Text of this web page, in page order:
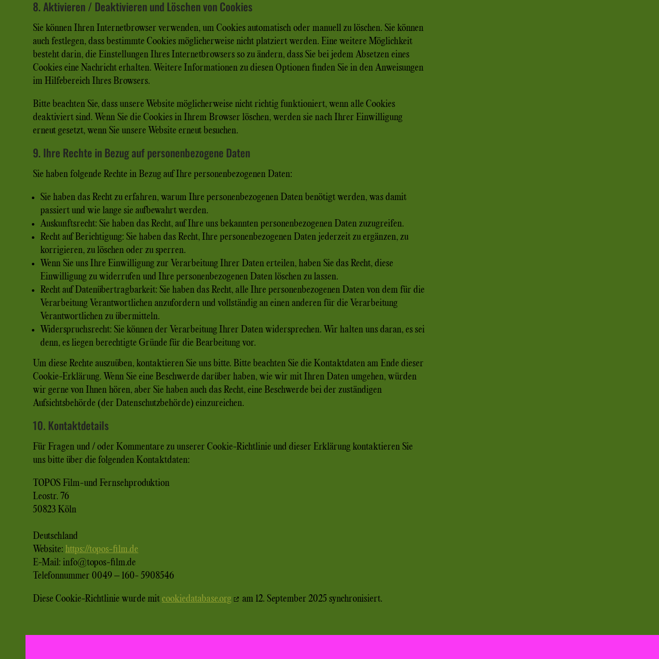
8. Aktivieren / Deaktivieren und Löschen von Cookies
Sie können Ihren Internetbrowser verwenden, um Cookies automatisch oder manuell zu löschen. Sie können
auch festlegen, dass bestimmte Cookies möglicherweise nicht platziert werden. Eine weitere Möglichkeit
besteht darin, die Einstellungen Ihres Internetbrowsers so zu ändern, dass Sie bei jedem Absetzen eines
Cookies eine Nachricht erhalten. Weitere Informationen zu diesen Optionen finden Sie in den Anweisungen
im Hilfebereich Ihres Browsers.
Bitte beachten Sie, dass unsere Website möglicherweise nicht richtig funktioniert, wenn alle Cookies
deaktiviert sind. Wenn Sie die Cookies in Ihrem Browser löschen, werden sie nach Ihrer Einwilligung
erneut gesetzt, wenn Sie unsere Website erneut besuchen.
9. Ihre Rechte in Bezug auf personenbezogene Daten
Sie haben folgende Rechte in Bezug auf Ihre personenbezogenen Daten:
Sie haben das Recht zu erfahren, warum Ihre personenbezogenen Daten benötigt werden, was damit
passiert und wie lange sie aufbewahrt werden.
Auskunftsrecht: Sie haben das Recht, auf Ihre uns bekannten personenbezogenen Daten zuzugreifen.
Recht auf Berichtigung: Sie haben das Recht, Ihre personenbezogenen Daten jederzeit zu ergänzen, zu
korrigieren, zu löschen oder zu sperren.
Wenn Sie uns Ihre Einwilligung zur Verarbeitung Ihrer Daten erteilen, haben Sie das Recht, diese
Einwilligung zu widerrufen und Ihre personenbezogenen Daten löschen zu lassen.
Recht auf Datenübertragbarkeit: Sie haben das Recht, alle Ihre personenbezogenen Daten von dem für die
Verarbeitung Verantwortlichen anzufordern und vollständig an einen anderen für die Verarbeitung
Verantwortlichen zu übermitteln.
Widerspruchsrecht: Sie können der Verarbeitung Ihrer Daten widersprechen. Wir halten uns daran, es sei
denn, es liegen berechtigte Gründe für die Bearbeitung vor.
Um diese Rechte auszuüben, kontaktieren Sie uns bitte. Bitte beachten Sie die Kontaktdaten am Ende dieser
Cookie-Erklärung. Wenn Sie eine Beschwerde darüber haben, wie wir mit Ihren Daten umgehen, würden
wir gerne von Ihnen hören, aber Sie haben auch das Recht, eine Beschwerde bei der zuständigen
Aufsichtsbehörde (der Datenschutzbehörde) einzureichen.
10. Kontaktdetails
Für Fragen und / oder Kommentare zu unserer Cookie-Richtlinie und dieser Erklärung kontaktieren Sie
uns bitte über die folgenden Kontaktdaten:
TOPOS Film-und Fernsehproduktion
Leostr. 76
50823 Köln
Deutschland
Website:https://topos-film.de
E-Mail:info@topos-film.de
Telefonnummer 0049 – 160- 5908546
Diese Cookie-Richtlinie wurde mitcookiedatabase.org am 12. September 2025 synchronisiert.